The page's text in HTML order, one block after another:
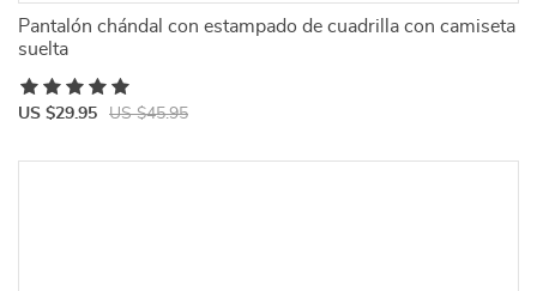
Pantalón chándal con estampado de cuadrilla con camiseta
suelta
US $29.95 US $45.95